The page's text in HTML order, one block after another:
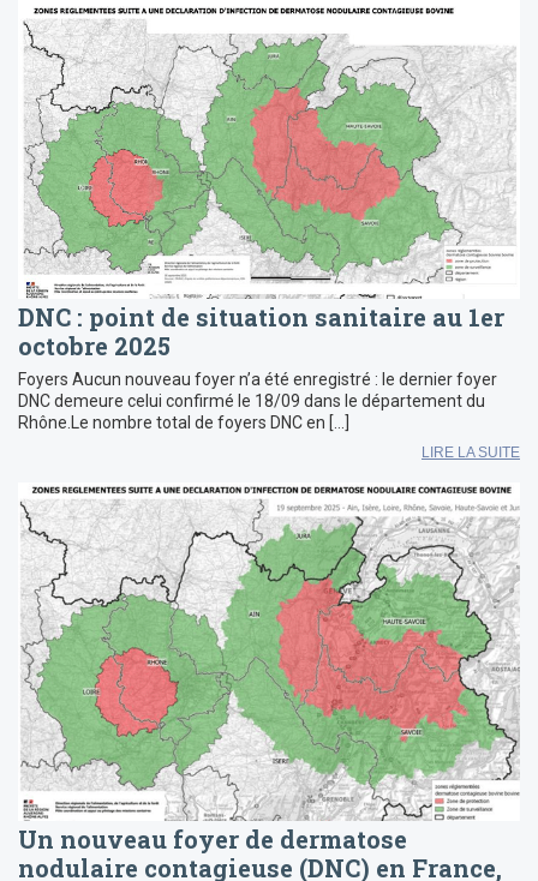
DNC : point de situation sanitaire au 1er
octobre 2025
Foyers Aucun nouveau foyer n’a été enregistré : le dernier foyer
DNC demeure celui confirmé le 18/09 dans le département du
Rhône.Le nombre total de foyers DNC en […]
LIRE LA SUITE
Un nouveau foyer de dermatose
nodulaire contagieuse (DNC) en France,